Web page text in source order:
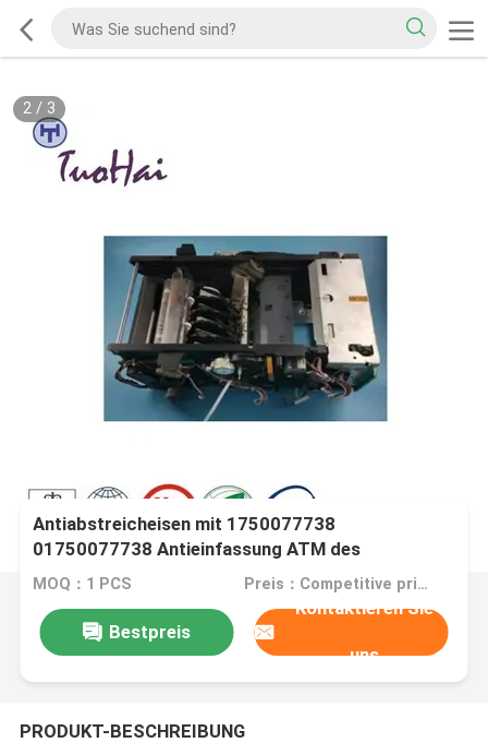
2/ 3
Antiabstreicheisen mit 1750077738
01750077738 Antieinfassung ATM des
abstreicheisen-1500xe
MOQ：1 PCS Preis：Competitive price
Bestpreis
Kontaktieren Sie
uns
PRODUKT-BESCHREIBUNG